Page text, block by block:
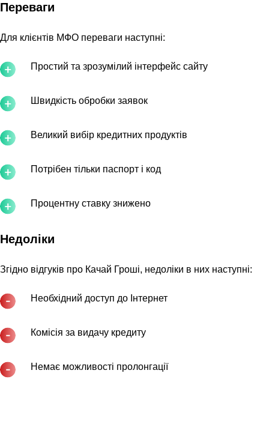
Переваги
Для клієнтів МФО переваги наступні:
Простий та зрозумілий інтерфейс сайту
Швидкість обробки заявок
Великий вибір кредитних продуктів
Потрібен тільки паспорт і код
Процентну ставку знижено
Недоліки
Згідно відгуків про Качай Гроші, недоліки в них наступні:
Необхідний доступ до Інтернет
Комісія за видачу кредиту
Немає можливості пролонгації